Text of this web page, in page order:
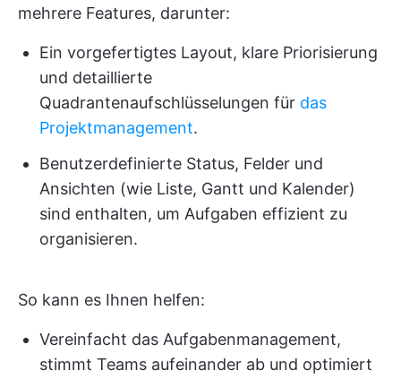
mehrere Features, darunter:
Ein vorgefertigtes Layout, klare Priorisierung
und detaillierte
Quadrantenaufschlüsselungen für das
Projektmanagement.
Benutzerdefinierte Status, Felder und
Ansichten (wie Liste, Gantt und Kalender)
sind enthalten, um Aufgaben effizient zu
organisieren.
So kann es Ihnen helfen:
Vereinfacht das Aufgabenmanagement,
stimmt Teams aufeinander ab und optimiert